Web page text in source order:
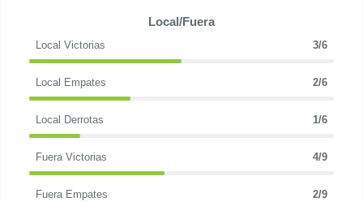
Local/Fuera
Local Victorias 3/6
Local Empates 2/6
Local Derrotas 1/6
Fuera Victorias 4/9
Fuera Empates 2/9